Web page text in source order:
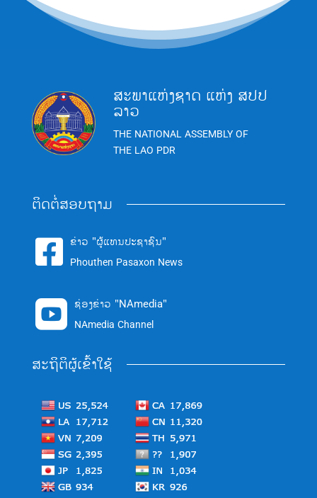
ສະພາແຫ່ງຊາດ ແຫ່ງ ສປປ
ລາວ
THE NATIONAL ASSEMBLY OF
THE LAO PDR
ຕິດຕໍ່ສອບຖາມ
 ຂ່າວ "ຜູ້ແທນປະຊາຊົນ"
Phouthen Pasaxon News
 ຊ່ອງຂ່າວ "NAmedia"
NAmedia Channel
ສະຖິຕິຜູ້ເຂົ້າໃຊ້